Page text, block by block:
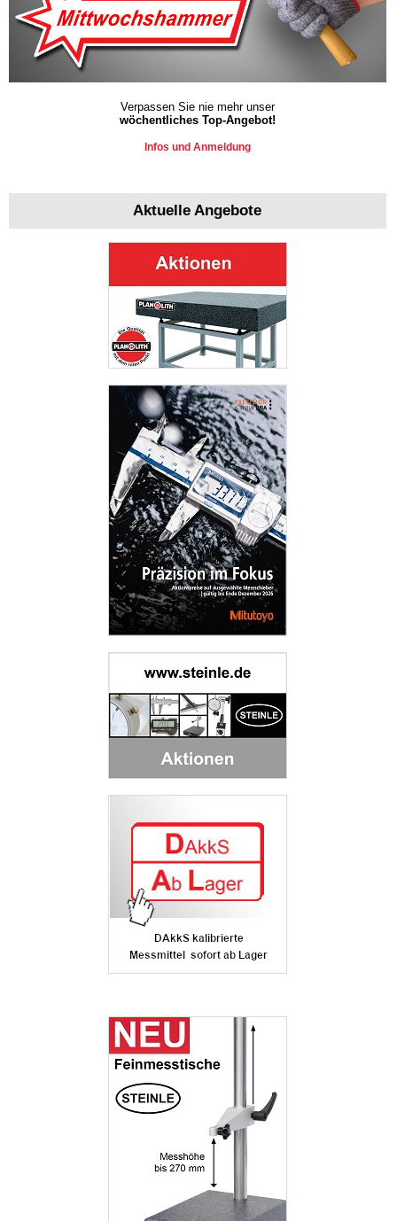
Verpassen Sie nie mehr unser
wöchentliches Top-Angebot!
Infos und Anmeldung
Aktuelle Angebote